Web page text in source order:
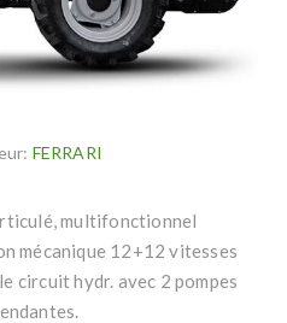
FERRARI
multifonctionnel
mécanique 12+12 vitesses
circuit hydr. avec 2 pompes